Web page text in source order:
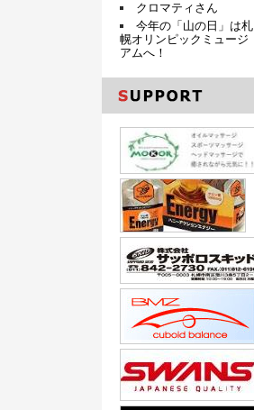
クロマティさん
今年の「山の日」は札
幌オリンピックミュージ
アムへ！